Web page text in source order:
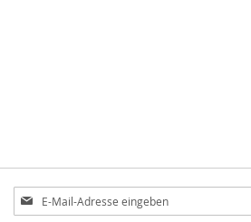
Anmeldung
zum